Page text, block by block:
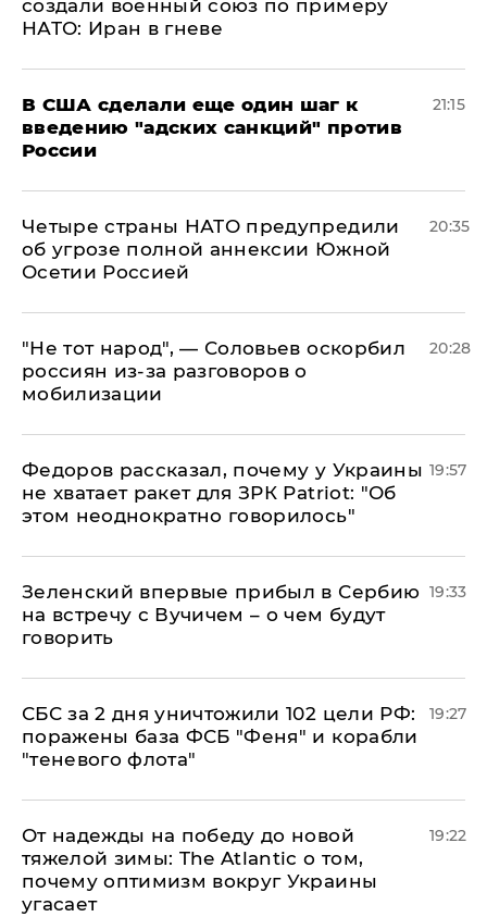
создали военный союз по примеру
НАТО: Иран в гневе
В США сделали еще один шаг к
введению "адских санкций" против
России
21:15
Четыре страны НАТО предупредили
об угрозе полной аннексии Южной
Осетии Россией
20:35
​"Не тот народ", — Соловьев оскорбил
россиян из-за разговоров о
мобилизации
20:28
Федоров рассказал, почему у Украины
не хватает ракет для ЗРК Patriot: "Об
этом неоднократно говорилось"
19:57
Зеленский впервые прибыл в Сербию
на встречу с Вучичем – о чем будут
говорить
19:33
СБС за 2 дня уничтожили 102 цели РФ:
поражены база ФСБ "Феня" и корабли
"теневого флота"
19:27
От надежды на победу до новой
тяжелой зимы: The Atlantic о том,
почему оптимизм вокруг Украины
угасает
19:22